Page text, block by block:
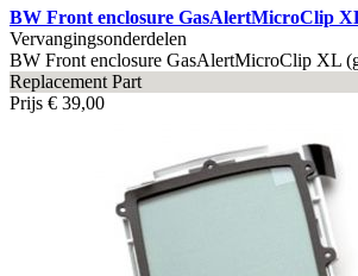
BW Front enclosure GasAlertMicroClip
Vervangingsonderdelen
BW Front enclosure GasAlertMicroClip XL
Replacement Part
Prijs € 39,00